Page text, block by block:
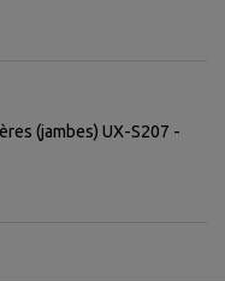
(jambes) UX-S207 -